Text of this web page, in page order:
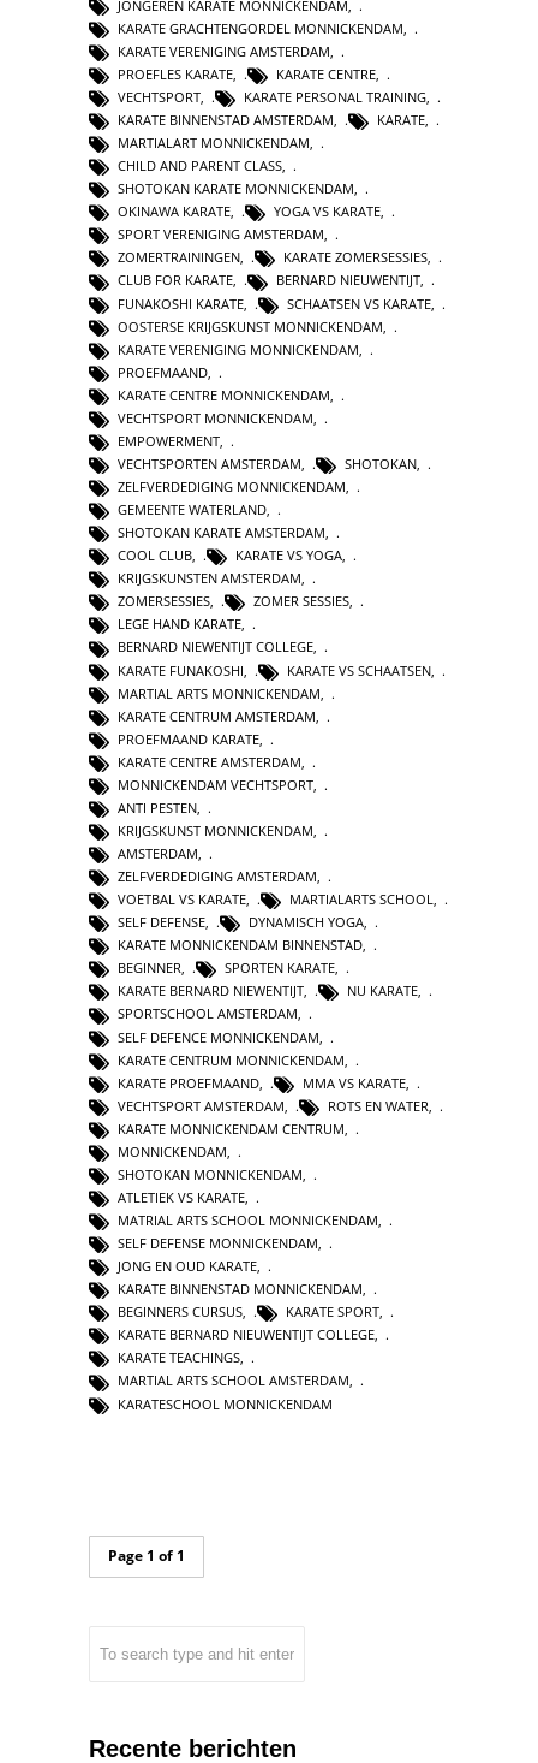
JONGEREN KARATE MONNICKENDAM
KARATE GRACHTENGORDEL MONNICKENDAM
KARATE VERENIGING AMSTERDAM
PROEFLES KARATE
KARATE CENTRE
VECHTSPORT
KARATE PERSONAL TRAINING
KARATE BINNENSTAD AMSTERDAM, KARATE,
MARTIALART MONNICKENDAM,
CHILD AND PARENT CLASS,
SHOTOKAN KARATE MONNICKENDAM,
OKINAWA KARATE, YOGA VS KARATE,
SPORT VERENIGING AMSTERDAM,
ZOMERTRAININGEN, KARATE ZOMERSESSIES,
CLUB FOR KARATE, BERNARD NIEUWENTIJT,
FUNAKOSHI KARATE
SCHAATSEN VS KARATE
OOSTERSE KRIJGSKUNST MONNICKENDAM
KARATE VERENIGING MONNICKENDAM
PROEFMAAND
KARATE CENTRE MONNICKENDAM
VECHTSPORT MONNICKENDAM
EMPOWERMENT
VECHTSPORTEN AMSTERDAM
SHOTOKAN
ZELFVERDEDIGING MONNICKENDAM,
GEMEENTE WATERLAND,
SHOTOKAN KARATE AMSTERDAM,
COOL CLUB, KARATE VS YOGA,
KRIJGSKUNSTEN AMSTERDAM,
ZOMERSESSIES, ZOMER SESSIES,
LEGE HAND KARATE,
BERNARD NIEWENTIJT COLLEGE,
KARATE FUNAKOSHI
KARATE VS SCHAATSEN
MARTIAL ARTS MONNICKENDAM
KARATE CENTRUM AMSTERDAM
PROEFMAAND KARATE
KARATE CENTRE AMSTERDAM
MONNICKENDAM VECHTSPORT
ANTI PESTEN
KRIJGSKUNST MONNICKENDAM
AMSTERDAM,
ZELFVERDEDIGING AMSTERDAM,
VOETBAL VS KARATE, MARTIALARTS SCHOOL,
SELF DEFENSE, DYNAMISCH YOGA,
KARATE MONNICKENDAM BINNENSTAD,
BEGINNER, SPORTEN KARATE,
KARATE BERNARD NIEWENTIJT, NU KARATE,
SPORTSCHOOL AMSTERDAM,
SELF DEFENCE MONNICKENDAM
KARATE CENTRUM MONNICKENDAM
KARATE PROEFMAAND
MMA VS KARATE
VECHTSPORT AMSTERDAM
ROTS EN WATER
KARATE MONNICKENDAM CENTRUM
MONNICKENDAM
SHOTOKAN MONNICKENDAM
ATLETIEK VS KARATE
MATRIAL ARTS SCHOOL MONNICKENDAM,
SELF DEFENSE MONNICKENDAM,
JONG EN OUD KARATE,
KARATE BINNENSTAD MONNICKENDAM,
BEGINNERS CURSUS, KARATE SPORT,
KARATE BERNARD NIEUWENTIJT COLLEGE,
KARATE TEACHINGS,
MARTIAL ARTS SCHOOL AMSTERDAM,
KARATESCHOOL MONNICKENDAM
Page 1 of 1
Recente berichten